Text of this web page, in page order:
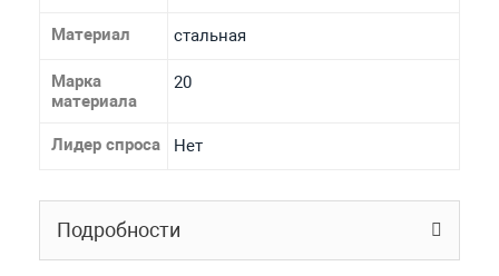
Материал стальная
Марка
материала
20
Лидер спроса Нет
Подробности